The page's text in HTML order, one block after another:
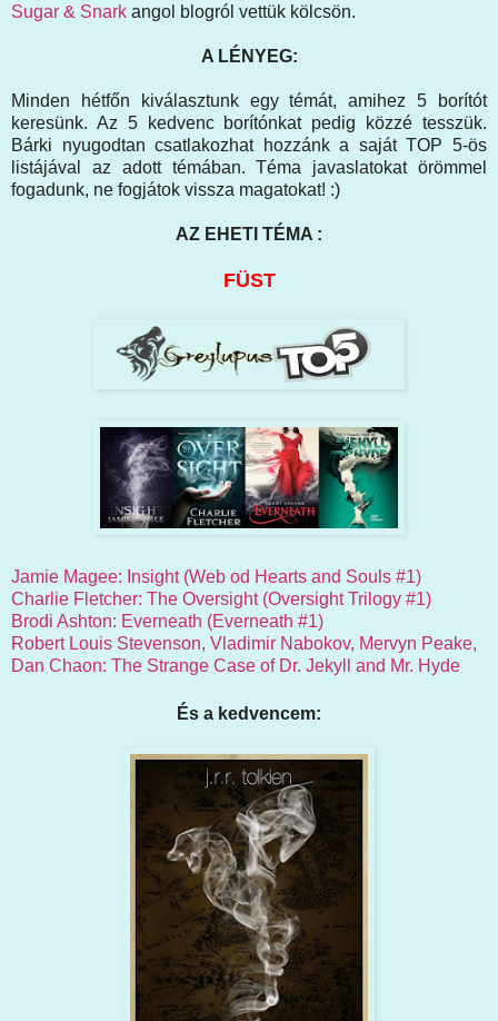
Sugar & Snark angol blogról vettük kölcsön.
A LÉNYEG:
Minden hétfőn kiválasztunk egy témát, amihez 5 borítót
keresünk. Az 5 kedvenc borítónkat pedig közzé tesszük.
Bárki nyugodtan csatlakozhat hozzánk a saját TOP 5-ös
listájával az adott témában. Téma javaslatokat örömmel
fogadunk, ne fogjátok vissza magatokat! :)
AZ EHETI TÉMA :
FÜST
Jamie Magee: Insight (Web od Hearts and Souls #1)
Charlie Fletcher: The Oversight (Oversight Trilogy #1)
Brodi Ashton: Everneath (Everneath #1)
Robert Louis Stevenson, Vladimir Nabokov, Mervyn Peake,
Dan Chaon: The Strange Case of Dr. Jekyll and Mr. Hyde
És a kedvencem: